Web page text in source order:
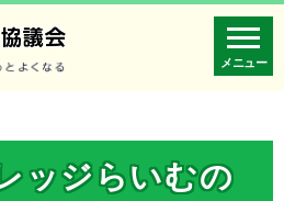
メニュー
ッジらいむの